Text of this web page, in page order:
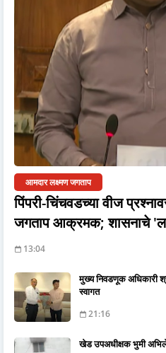
आमदार लक्ष्मण जगताप
पिंपरी-चिंचवडच्या वीज
जगताप आक्रमक; शासनाचे
13:04
मुख्य निवडणूक अधिकारी
स्वागत
21:16
खेड उपअधीक्षक भुमी